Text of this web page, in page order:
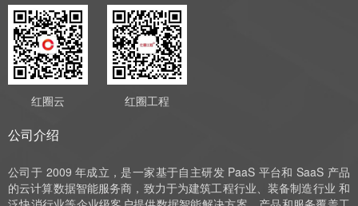
红圈云 红圈工程
公司介绍
公司于 2009 年成立，是一家基于自主研发 PaaS 平台和 SaaS 产品
的云计算数据智能服务商，致力于为建筑工程行业、装备制造行业 和